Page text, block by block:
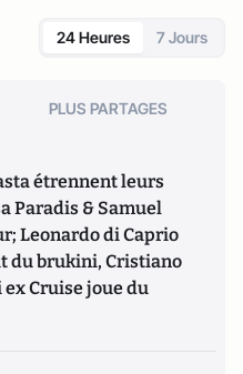
24 Heures 7 Jours
PLUS PARTAGES
étrennent leurs
Paradis & Samuel
Leonardo di Caprio
du brukini, Cristiano
Cruise joue du